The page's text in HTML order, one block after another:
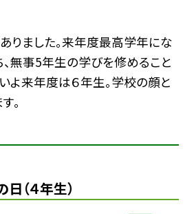
りました。来年度最高学年にな
無事5年生の学びを修めること
よ来年度は６年生。学校の顔と
。
（４年生）